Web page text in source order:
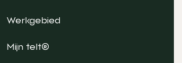
Werkgebied
Mijn telt®